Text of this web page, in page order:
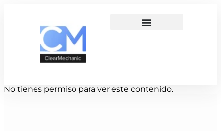
No tienes permiso para ver este contenido.